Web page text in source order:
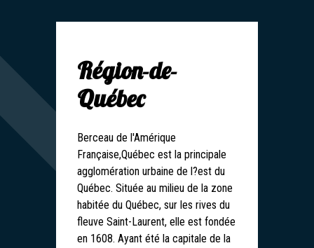
Région-de-
Québec
Berceau de l'Amérique
Française,Québec est la principale
agglomération urbaine de l?est du
Québec. Située au milieu de la zone
habitée du Québec, sur les rives du
fleuve Saint-Laurent, elle est fondée
en 1608. Ayant été la capitale de la